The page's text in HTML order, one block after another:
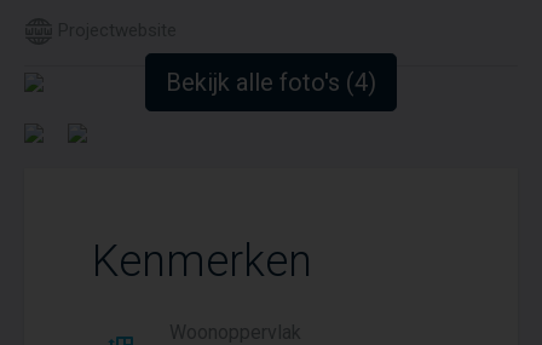
Bekijk alle foto's (4)
Kenmerken
Woonoppervlak